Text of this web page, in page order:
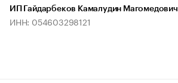
ИП Гайдарбеков Камалудин Магомедович
ИНН: 054603298121